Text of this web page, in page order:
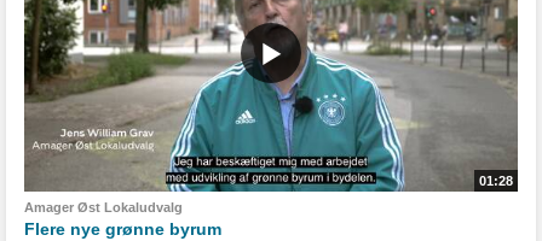
01:28
Amager Øst Lokaludvalg
Flere nye grønne byrum